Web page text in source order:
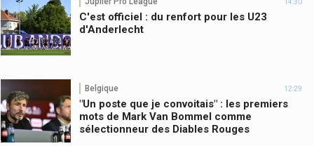
C'est officiel : du renfort pour les U23
d'Anderlecht
Belgique 12:29
"Un poste que je convoitais" : les premiers
mots de Mark Van Bommel comme
sélectionneur des Diables Rouges